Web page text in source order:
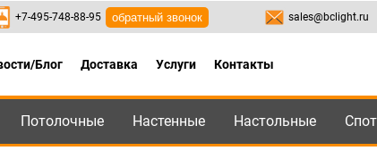
+7-495-748-88-95 ,8-800-550-95-45 sales@bclight.ru
+7-495-748-88-95 обратный звонок sales@bclight.ru
Блог Доставка Услуги Контакты
Потолочные Настенные Настольные